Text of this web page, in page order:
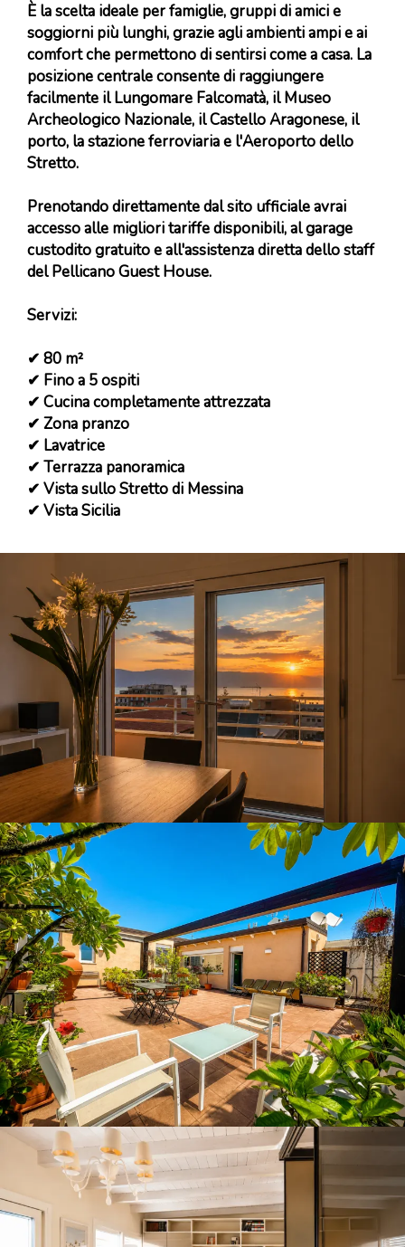
È la scelta ideale per famiglie, gruppi di amici e
soggiorni più lunghi, grazie agli ambienti ampi e ai
comfort che permettono di sentirsi come a casa. La
posizione centrale consente di raggiungere
facilmente il Lungomare Falcomatà, il Museo
Archeologico Nazionale, il Castello Aragonese, il
porto, la stazione ferroviaria e l'Aeroporto dello
Stretto.
Prenotando direttamente dal sito ufficiale avrai
accesso alle migliori tariffe disponibili, al garage
custodito gratuito e all'assistenza diretta dello staff
del Pellicano Guest House.
Servizi:
✔ 80 m²
✔ Fino a 5 ospiti
✔ Cucina completamente attrezzata
✔ Zona pranzo
✔ Lavatrice
✔ Terrazza panoramica
✔ Vista sullo Stretto di Messina
✔ Vista Sicilia